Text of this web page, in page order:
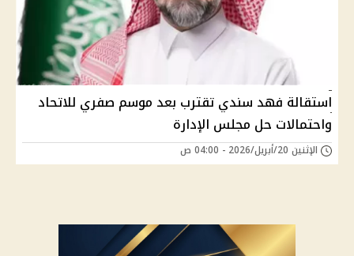
استقالة فهد سندي تقترب بعد موسم صفري للاتحاد
واحتمالات حل مجلس الإدارة
الإثنين 20/أبريل/2026 - 04:00 ص